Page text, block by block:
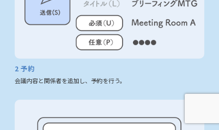
2 予約
会議内容と関係者を追加し、予約を行う。